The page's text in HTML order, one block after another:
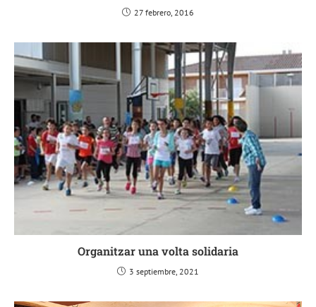
27 febrero, 2016
Organitzar una volta solidaria
3 septiembre, 2021